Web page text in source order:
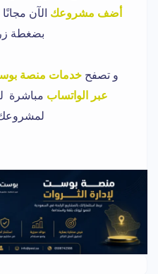
أضف مشروعك الآن
بضغطة زر
و تصفح خدمات منصة
عبر الواتساب مباشرة